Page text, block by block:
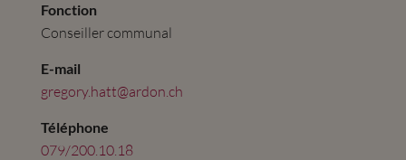
Fonction
Conseiller communal
E-mail
gregory.hatt@ardon.ch
Téléphone
079/200.10.18